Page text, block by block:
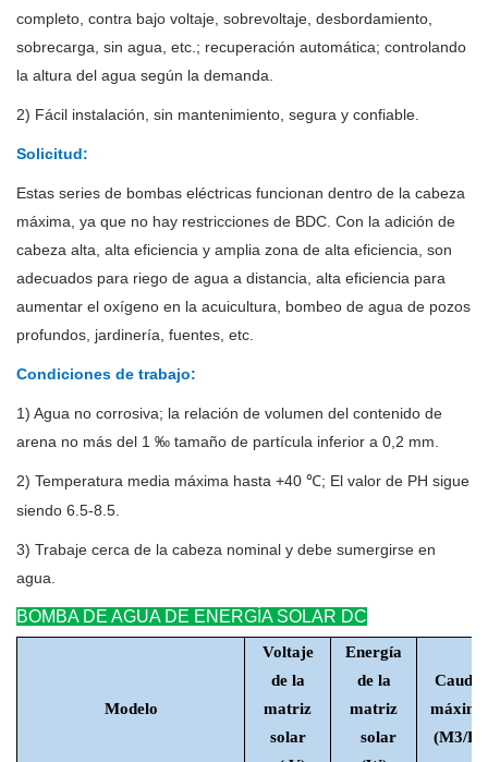
completo, contra bajo voltaje, sobrevoltaje, desbordamiento,
sobrecarga, sin agua, etc.; recuperación automática; controlando
la altura del agua según la demanda.
2) Fácil instalación, sin mantenimiento, segura y confiable.
Solicitud:
Estas series de bombas eléctricas funcionan dentro de la cabeza
máxima, ya que no hay restricciones de BDC. Con la adición de
cabeza alta, alta eficiencia y amplia zona de alta eficiencia, son
adecuados para riego de agua a distancia, alta eficiencia para
aumentar el oxígeno en la acuicultura, bombeo de agua de pozos
profundos, jardinería, fuentes, etc.
Condiciones de trabajo:
1) Agua no corrosiva; la relación de volumen del contenido de
arena no más del 1 ‰ tamaño de partícula inferior a 0,2 mm.
2) Temperatura media máxima hasta +40 ℃; El valor de PH sigue
siendo 6.5-8.5.
3) Trabaje cerca de la cabeza nominal y debe sumergirse en
agua.
BOMBA DE AGUA DE ENERGÍA SOLAR DC
Modelo
Voltaje
de la
matriz
solar
Energía
de la
matriz
solar
Caudal
máximo
(M3/H)